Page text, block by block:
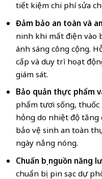
tiết kiệm chi phí sửa
Đảm bảo an toàn và
ninh khi mất điện vào
ánh sáng công cộng.
cấp và duy trì hoạt
giám sát.
Bảo quản thực phẩm
phẩm tươi sống,
hỏng do nhiệt độ tăng
bảo vệ sinh an toàn
ngày nắng nóng.
Chuẩn bị nguồn năng
chuẩn bị pin sạc dự